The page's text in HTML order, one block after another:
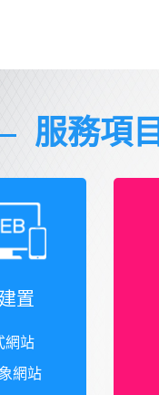
服務項目
置
網站
網站